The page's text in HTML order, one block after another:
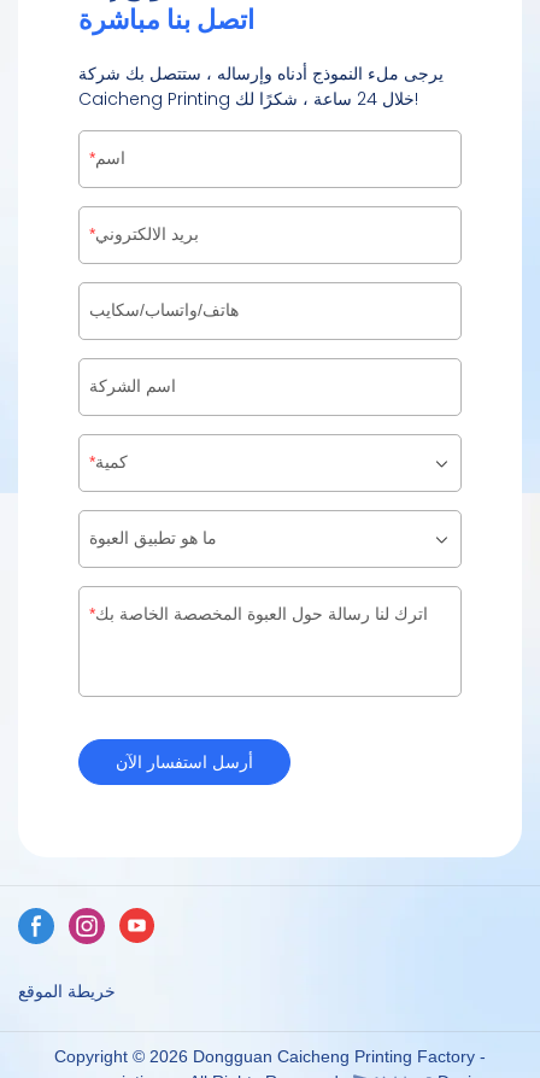
اتصل بنا مباشرة
يرجى ملء النموذج أدناه وإرساله ، ستتصل بك شركة
Caicheng Printing خلال 24 ساعة ، شكرًا لك!
اسم
بريد الالكتروني
هاتف/واتساب/سكايب
اسم الشركة
كمية
ما هو تطبيق العبوة
اترك لنا رسالة حول العبوة المخصصة الخاصة بك
أرسل استفسار الآن
خريطة الموقع
Copyright © 2026 Dongguan Caicheng Printing Factory -